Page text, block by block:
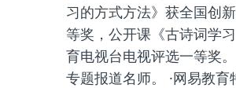
习的方式方法》获全国创
等奖，公开课《古诗词学
育电视台电视评选一等奖
专题报道名师。 ·网易教育